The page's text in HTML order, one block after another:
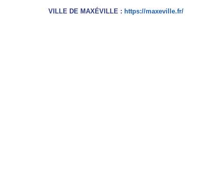
VILLE DE MAXÉVILLE : https://maxeville.fr/